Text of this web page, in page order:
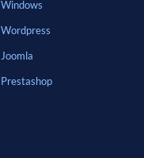
Windows
Wordpress
Joomla
Prestashop